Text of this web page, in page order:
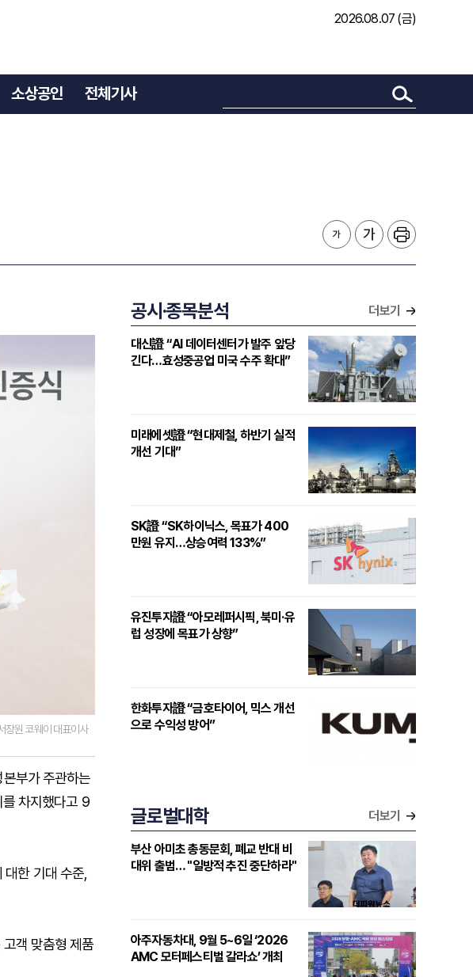
2026.08.07 (금)
소상공인 전체기사
장원 코웨이 대표이사
부가 주관하는
를 차지했다고 9
한 기대 수준,
객 맞춤형 제품
공시·종목분석 더보기
대신證 “AI 데이터센터가 발주 앞당
긴다…효성중공업 미국 수주 확대”
미래에셋證 “현대제철, 하반기 실적
개선 기대”
SK證 “SK하이닉스, 목표가 400
만원 유지…상승여력 133%”
유진투자證 “아모레퍼시픽, 북미·유
럽 성장에 목표가 상향”
한화투자證 “금호타이어, 믹스 개선
으로 수익성 방어”
글로벌대학 더보기
부산 아미초 총동문회, 폐교 반대 비
대위 출범… "일방적 추진 중단하라"
아주자동차대, 9월 5~6일 ‘2026
AMC 모터페스티벌 갈라쇼’ 개최